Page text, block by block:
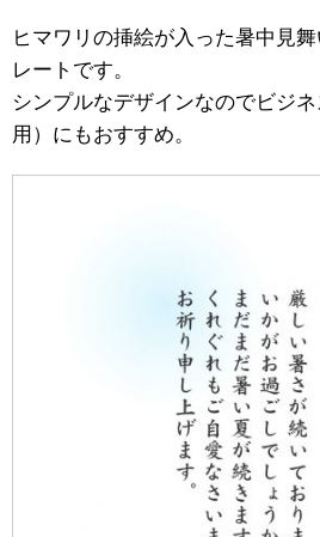
ヒマワリの挿絵が入った暑中見
レートです。
シンプルなデザインなのでビジ
用）にもおすすめ。